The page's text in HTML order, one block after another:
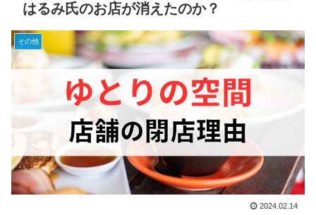
はるみ氏のお店が消えたのか？
その他
2024.02.14